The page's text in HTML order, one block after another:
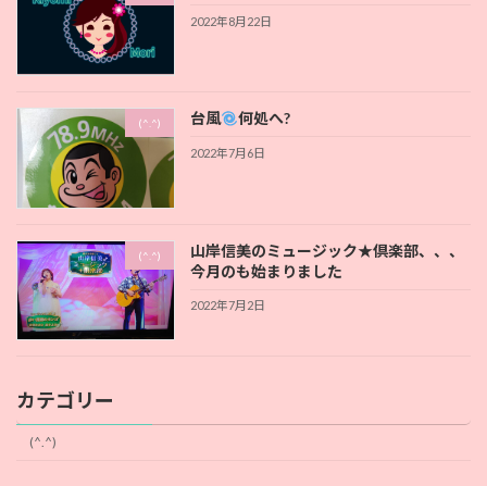
2022年8月22日
(^.^) 台風 何処へ?
2022年7月6日
(^.^)
山岸信美のミュージック★倶楽部、、、
今月のも始まりました
2022年7月2日
カテゴリー
(^.^)